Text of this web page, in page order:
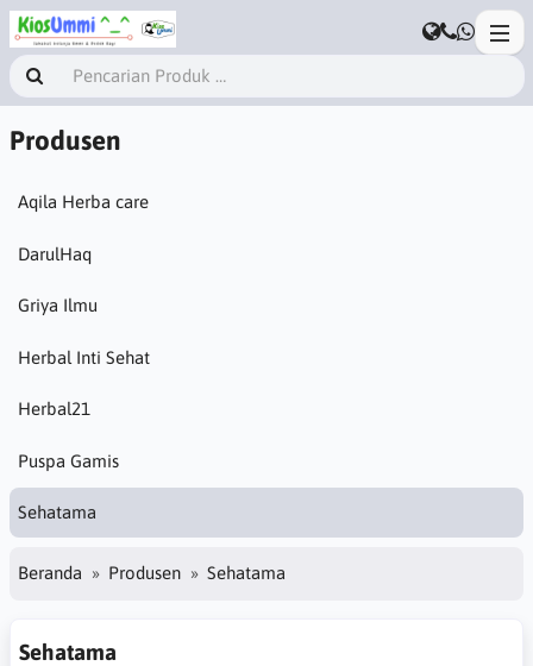
Produsen
Aqila Herba care
DarulHaq
Griya Ilmu
Herbal Inti Sehat
Herbal21
Puspa Gamis
Sehatama
Beranda Produsen Sehatama
Sehatama